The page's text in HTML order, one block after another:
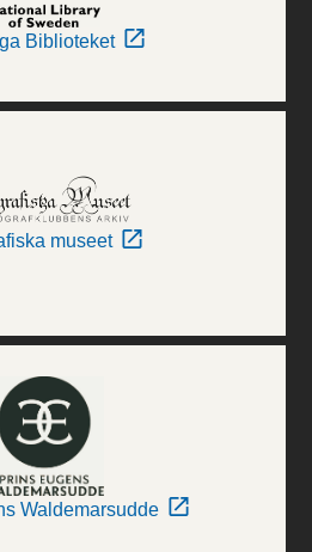
Biblioteket
museet
Waldemarsudde